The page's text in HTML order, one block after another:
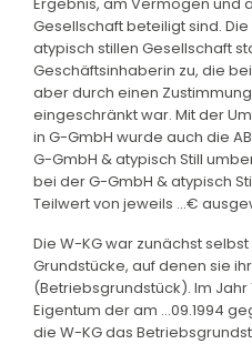
Gesellschaft beteiligt sind.
atypisch stillen Gesellschaft
Geschäftsinhaberin zu, die
aber durch einen
eingeschränkt war. Mit der
in G-GmbH wurde auch die
G-GmbH & atypisch Still
bei der G-GmbH & atypisch
Teilwert von jeweils ...€
Die W-KG war zunächst
Grundstücke, auf denen sie
(Betriebsgrundstück). Im Jahr
Eigentum der am ...09.1994
die W-KG das